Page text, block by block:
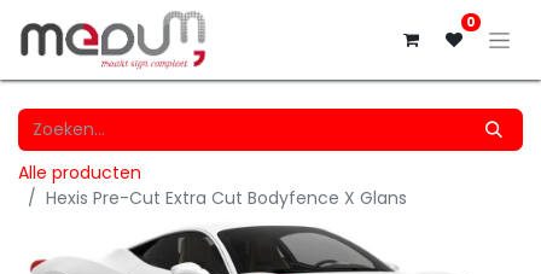
0
Alle producten
Hexis Pre-Cut Extra Cut Bodyfence X Glans